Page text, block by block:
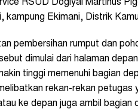
RSUD Dogiyai Martinus
kampung Ekimani, Distrik
pembersihan rumput dan
dimulai dari halaman
tinggi memenuhi bagian
rekan-rekan petugas
ke depan juga ambil bagian